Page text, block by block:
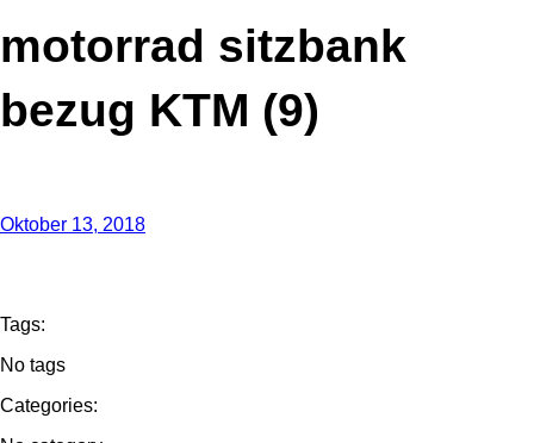
motorrad sitzbank
bezug KTM (9)
Oktober 13, 2018
Tags:
No tags
Categories: